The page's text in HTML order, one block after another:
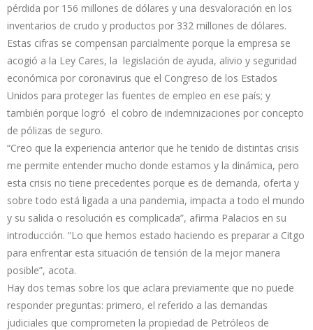
pérdida por 156 millones de dólares y una desvaloración en los
inventarios de crudo y productos por 332 millones de dólares.
Estas cifras se compensan parcialmente porque la empresa se
acogió a la Ley Cares, la legislación de ayuda, alivio y seguridad
económica por coronavirus que el Congreso de los Estados
Unidos para proteger las fuentes de empleo en ese país; y
también porque logró el cobro de indemnizaciones por concepto
de pólizas de seguro.
“Creo que la experiencia anterior que he tenido de distintas crisis
me permite entender mucho donde estamos y la dinámica, pero
esta crisis no tiene precedentes porque es de demanda, oferta y
sobre todo está ligada a una pandemia, impacta a todo el mundo
y su salida o resolución es complicada”, afirma Palacios en su
introducción. “Lo que hemos estado haciendo es preparar a Citgo
para enfrentar esta situación de tensión de la mejor manera
posible”, acota.
Hay dos temas sobre los que aclara previamente que no puede
responder preguntas: primero, el referido a las demandas
judiciales que comprometen la propiedad de Petróleos de